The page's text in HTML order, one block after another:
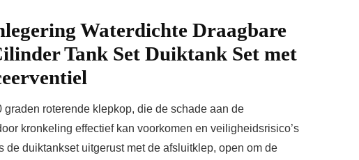
Waterdichte Draagbare
Tank Set Duiktank Set met
graden roterende klepkop, die de schade aan de
kronkeling effectief kan voorkomen en veiligheidsrisico’s
de duiktankset uitgerust met de afsluitklep, open om de